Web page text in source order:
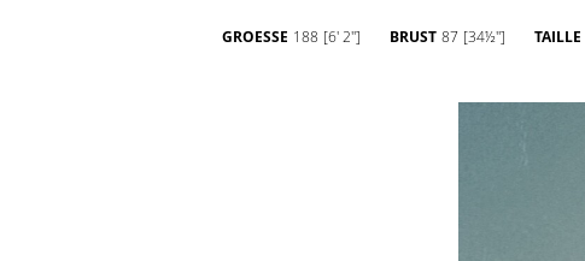
GROESSE 188 [6' 2''] BRUST 87 [34½''] TAILLE